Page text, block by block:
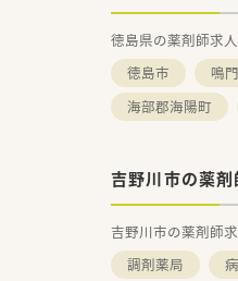
徳島県の薬剤師求
徳島市
鳴
海部郡海陽町
吉野川市の薬
吉野川市の薬剤師
調剤薬局